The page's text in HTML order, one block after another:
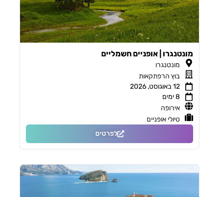
מונטנגרו | אופניים חשמליים
מונטנגרו
בוץ הרפתקאות
12 באוגוסט, 2026
8 ימים
אירופה
טיולי אופניים
לפרטים